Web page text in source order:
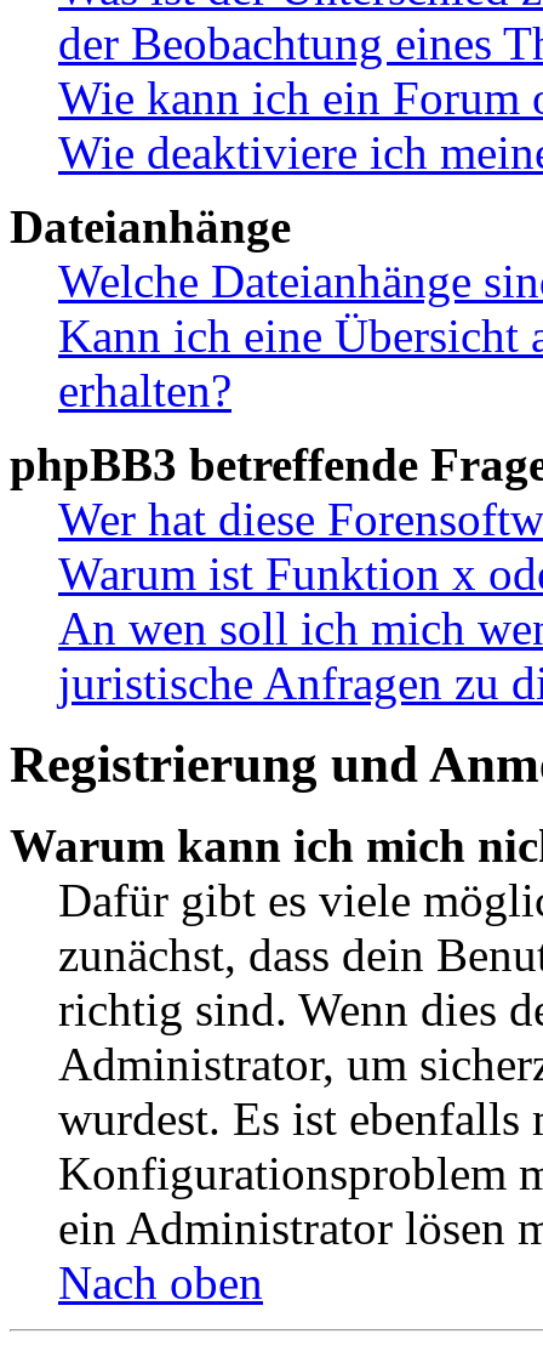
der Beobachtung eines
Wie kann ich ein Forum
Wie deaktiviere ich
Dateianhänge
Welche Dateianhänge
Kann ich eine Übersicht
erhalten?
phpBB3 betreffende
Wer hat diese
Warum ist Funktion x
An wen soll ich mich
juristische Anfragen zu
Registrierung und
Warum kann ich mich
Dafür gibt es viele
zunächst, dass dein
richtig sind. Wenn dies
Administrator, um
wurdest. Es ist ebenfalls
Konfigurationsproblem
ein Administrator lösen
Nach oben